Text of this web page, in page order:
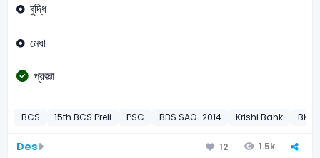
বুদ্ধি
মেধা
প্রজ্ঞা
BCS 15th BCS Preli PSC BBS SAO-2014 Krishi Bank BKB
Des 12 1.5k